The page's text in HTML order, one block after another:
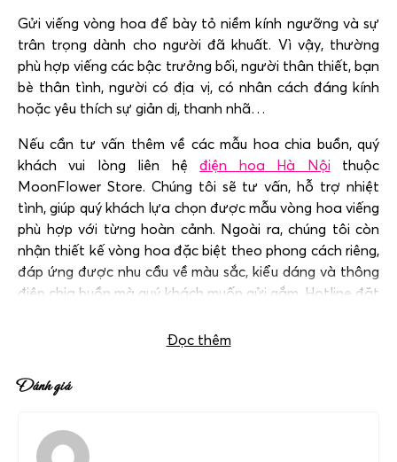
Gửi viếng vòng hoa để bày tỏ niềm kính ngưỡng và sự
trân trọng dành cho người đã khuất. Vì vậy, thường
phù hợp viếng các bậc trưởng bối, người thân thiết, bạn
bè thân tình, người có địa vị, có nhân cách đáng kính
hoặc yêu thích sự giản dị, thanh nhã…
Nếu cần tư vấn thêm về các mẫu hoa chia buồn, quý
khách vui lòng liên hệđiện hoa Hà Nội thuộc
MoonFlower Store. Chúng tôi sẽ tư vấn, hỗ trợ nhiệt
tình, giúp quý khách lựa chọn được mẫu vòng hoa viếng
phù hợp với từng hoàn cảnh. Ngoài ra, chúng tôi còn
nhận thiết kế vòng hoa đặc biệt theo phong cách riêng,
đáp ứng được nhu cầu về màu sắc, kiểu dáng và thông
điệp chia buồn mà quý khách muốn gửi gắm. Hotline đặt
Đọc thêm
Đánh giá